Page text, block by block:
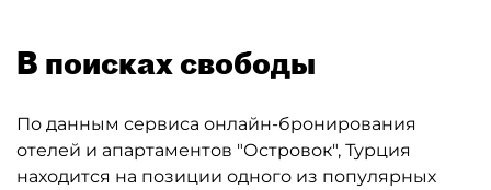
В поисках свободы
По данным сервиса онлайн-бронирования
отелей и апартаментов "Островок", Турция
находится на позиции одного из популярных